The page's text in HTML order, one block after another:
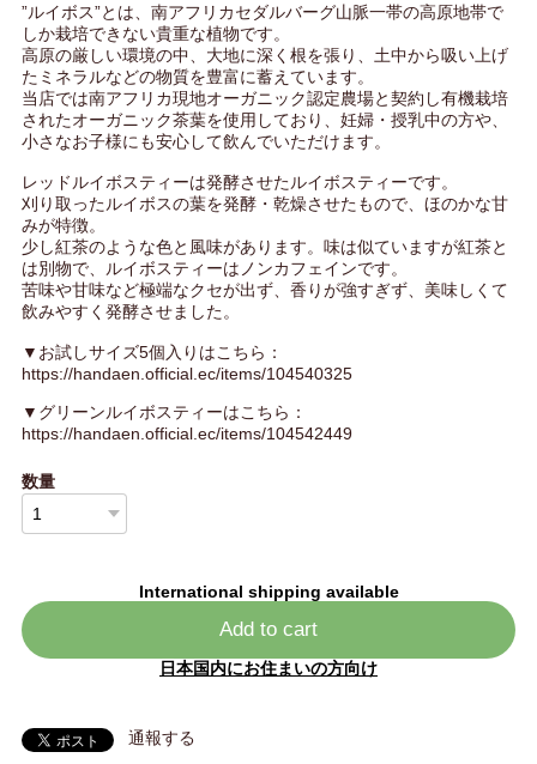
”ルイボス”とは、南アフリカセダルバーグ山脈一帯の高原地帯で
しか栽培できない貴重な植物です。
高原の厳しい環境の中、大地に深く根を張り、土中から吸い上げ
たミネラルなどの物質を豊富に蓄えています。
当店では南アフリカ現地オーガニック認定農場と契約し有機栽培
されたオーガニック茶葉を使用しており、妊婦・授乳中の方や、
小さなお子様にも安心して飲んでいただけます。
レッドルイボスティーは発酵させたルイボスティーです。
刈り取ったルイボスの葉を発酵・乾燥させたもので、ほのかな甘
みが特徴。
少し紅茶のような色と風味があります。味は似ていますが紅茶と
は別物で、ルイボスティーはノンカフェインです。
苦味や甘味など極端なクセが出ず、香りが強すぎず、美味しくて
飲みやすく発酵させました。
▼お試しサイズ5個入りはこちら：
https://handaen.official.ec/items/104540325
▼グリーンルイボスティーはこちら：
https://handaen.official.ec/items/104542449
数量
International shipping available
Add to cart
日本国内にお住まいの方向け
通報する